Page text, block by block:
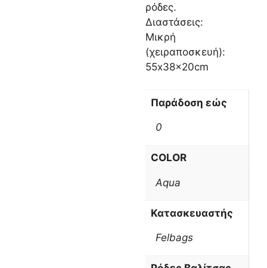
ρόδες.
Διαστάσεις:
Μικρή
(χειραποσκευή):
55x38x20cm
Παράδοση εώς
0
COLOR
Aqua
Κατασκευαστής
Felbags